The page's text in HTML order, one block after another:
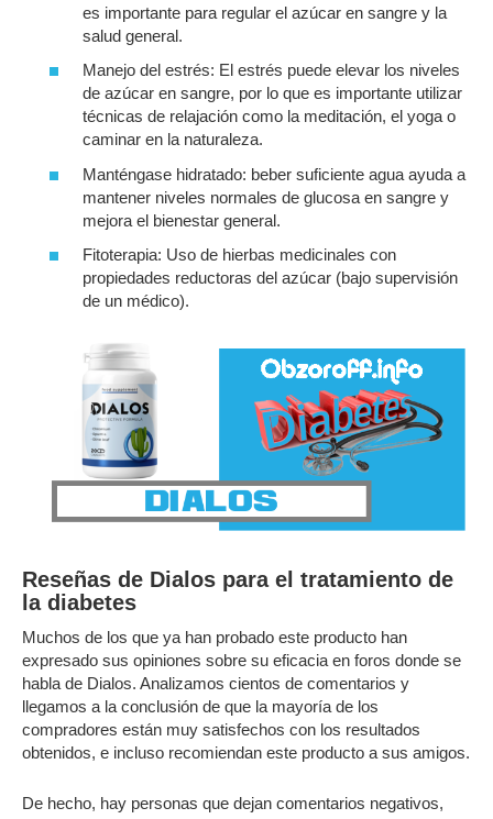
es importante para regular el azúcar en sangre y la
salud general.
Manejo del estrés: El estrés puede elevar los niveles
de azúcar en sangre, por lo que es importante utilizar
técnicas de relajación como la meditación, el yoga o
caminar en la naturaleza.
Manténgase hidratado: beber suficiente agua ayuda a
mantener niveles normales de glucosa en sangre y
mejora el bienestar general.
Fitoterapia: Uso de hierbas medicinales con
propiedades reductoras del azúcar (bajo supervisión
de un médico).
Reseñas de Dialos para el tratamiento de
la diabetes
Muchos de los que ya han probado este producto han
expresado sus opiniones sobre su eficacia en foros donde se
habla de Dialos. Analizamos cientos de comentarios y
llegamos a la conclusión de que la mayoría de los
compradores están muy satisfechos con los resultados
obtenidos, e incluso recomiendan este producto a sus amigos.
De hecho, hay personas que dejan comentarios negativos,